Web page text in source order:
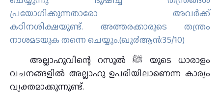
പ്രയോഗിക്കുന്നതാരോ അവര്‍ക്ക്
കഠിനശിക്ഷയുണ്ട്‌. അത്തരക്കാരുടെ തന്ത്രം
നാശമടയുക തന്നെ ചെയ്യും.(ഖു൪ആന്‍:35/10)
അല്ലാഹുവിന്റെ റസൂല്‍ ﷺ യുടെ ധാരാളം
വചനങ്ങളില്‍ അല്ലാഹു ഉപരിയിലാണെന്ന കാര്യം
വ്യക്തമാക്കുന്നുണ്ട്.